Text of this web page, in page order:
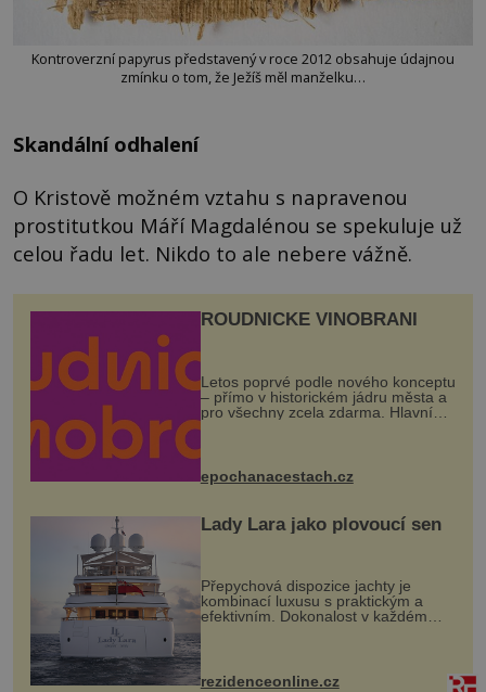
Kontroverzní papyrus představený v roce 2012 obsahuje údajnou
zmínku o tom, že Ježíš měl manželku…
Skandální odhalení
O Kristově možném vztahu s napravenou
prostitutkou Máří Magdalénou se spekuluje už
celou řadu let. Nikdo to ale nebere vážně.
ROUDNICKÉ VINOBRANÍ
Letos poprvé podle nového konceptu
– přímo v historickém jádru města a
pro všechny zcela zdarma. Hlavní
program se odehraje na Karlově a
mohou těšit na víno, burčák, pes...
epochanacestach.cz
Lady Lara jako plovoucí sen
Přepychová dispozice jachty je
kombinací luxusu s praktickým a
efektivním. Dokonalost v každém
detailu představuje značka Fendi
Casa, kterou byly vybaveny její
paluby. Monacký přístav nabízí
každoročn...
rezidenceonline.cz